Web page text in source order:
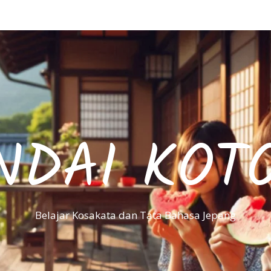
Belajar Kosakata dan Tata Bahasa Jepang